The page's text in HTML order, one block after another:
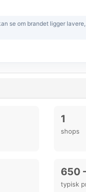
se om brandet ligger
1
shops
650
typisk